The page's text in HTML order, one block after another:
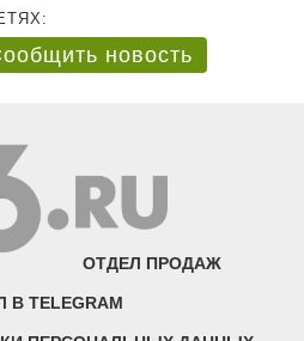
новость
ОТДЕЛ ПРОДАЖ
В TELEGRAM